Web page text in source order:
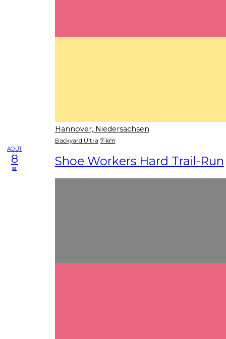
Hannover, Niedersachsen
Backyard Ultra 7 km
AOÛT
8
sa Shoe Workers Hard Trail-Run